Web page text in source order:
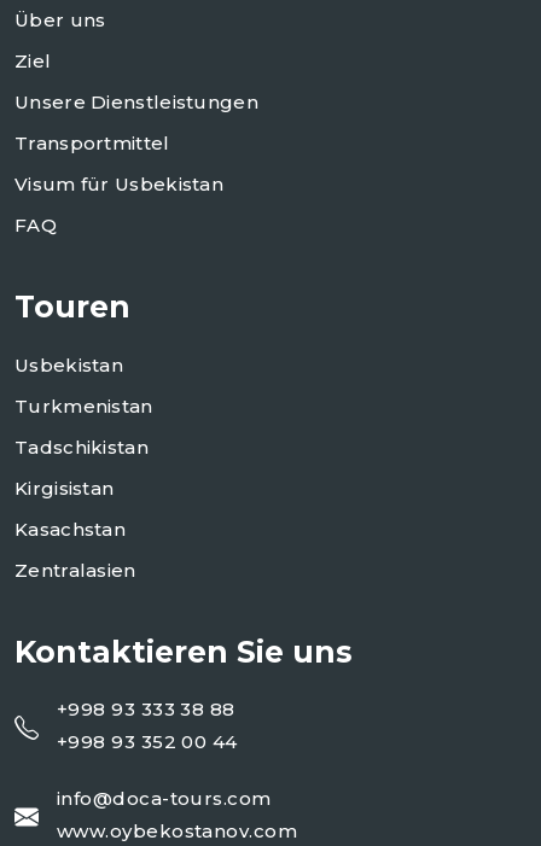
Über uns
Ziel
Unsere Dienstleistungen
Transportmittel
Visum für Usbekistan
FAQ
Touren
Usbekistan
Turkmenistan
Tadschikistan
Kirgisistan
Kasachstan
Zentralasien
Kontaktieren Sie uns
+998 93 333 38 88
+998 93 352 00 44
info@doca-tours.com
www.oybekostanov.com